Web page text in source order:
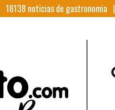
18138 noticias de gastronomia |